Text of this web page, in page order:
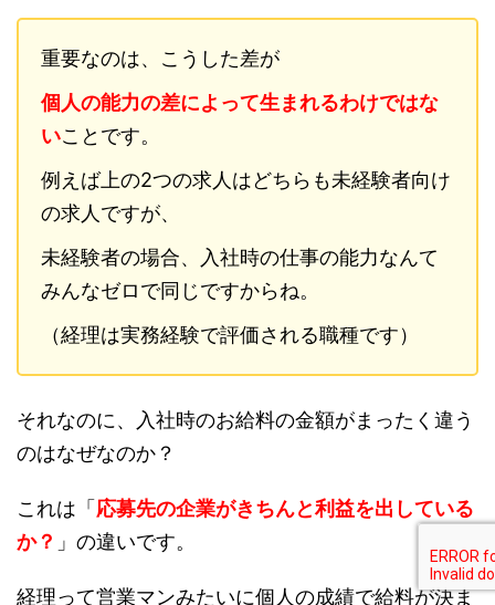
重要なのは、こうした差が
個人の能力の差によって生まれるわけではな
いことです。
例えば上の2つの求人はどちらも未経験者向け
の求人ですが、
未経験者の場合、入社時の仕事の能力なんて
みんなゼロで同じですからね。
（経理は実務経験で評価される職種です）
それなのに、入社時のお給料の金額がまったく違う
のはなぜなのか？
これは「 応募先の企業がきちんと利益を出している
か？ 」の違いです。
経理って営業マンみたいに個人の成績で給料が決ま